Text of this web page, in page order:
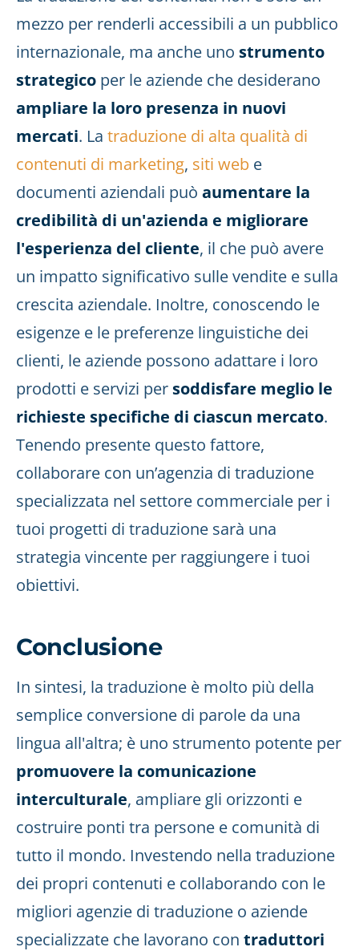
mezzo per renderli accessibili a un pubblico
internazionale, ma anche uno strumento
strategico per le aziende che desiderano
ampliare la loro presenza in nuovi
mercati. La traduzione di alta qualità di
contenuti di marketing, siti web e
documenti aziendali può aumentare la
credibilità di un'azienda e migliorare
l'esperienza del cliente, il che può avere
un impatto significativo sulle vendite e sulla
crescita aziendale. Inoltre, conoscendo le
esigenze e le preferenze linguistiche dei
clienti, le aziende possono adattare i loro
prodotti e servizi per soddisfare meglio le
richieste specifiche di ciascun mercato.
Tenendo presente questo fattore,
collaborare con un’agenzia di traduzione
specializzata nel settore commerciale per i
tuoi progetti di traduzione sarà una
strategia vincente per raggiungere i tuoi
obiettivi.
Conclusione
In sintesi, la traduzione è molto più della
semplice conversione di parole da una
lingua all'altra; è uno strumento potente per
promuovere la comunicazione
interculturale, ampliare gli orizzonti e
costruire ponti tra persone e comunità di
tutto il mondo. Investendo nella traduzione
dei propri contenuti e collaborando con le
migliori agenzie di traduzione o aziende
specializzate che lavorano con traduttori